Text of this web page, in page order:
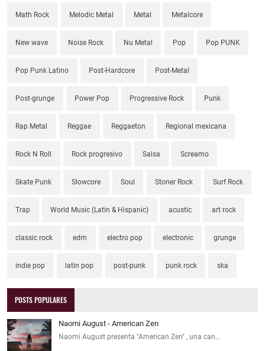
Math Rock Melodic Metal Metal Metalcore
New wave Noise Rock Nu Metal Pop Pop PUNK
Pop Punk Latino Post-Hardcore Post-Metal
Post-grunge Power Pop Progressive Rock Punk
Rap Metal Reggae Reggaeton Regional mexicana
Rock N Roll Rock progresivo Salsa Screamo
Skate Punk Slowcore Soul Stoner Rock Surf Rock
Trap World Music (Latin & Hispanic) acustic art rock
classic rock edm electro pop electronic grunge
indie pop latin pop post-punk punk rock ska
POSTS POPULARES
Naomi August - American Zen
Naomi August presenta "American Zen" , una can…